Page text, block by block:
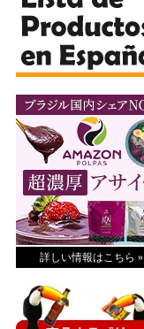
詳しい情報はこちら »